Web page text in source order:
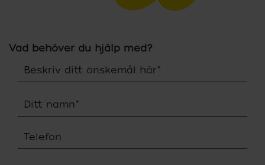
Vad behöver du hjälp med?
Beskriv ditt önskemål här*
Ditt namn*
Telefon